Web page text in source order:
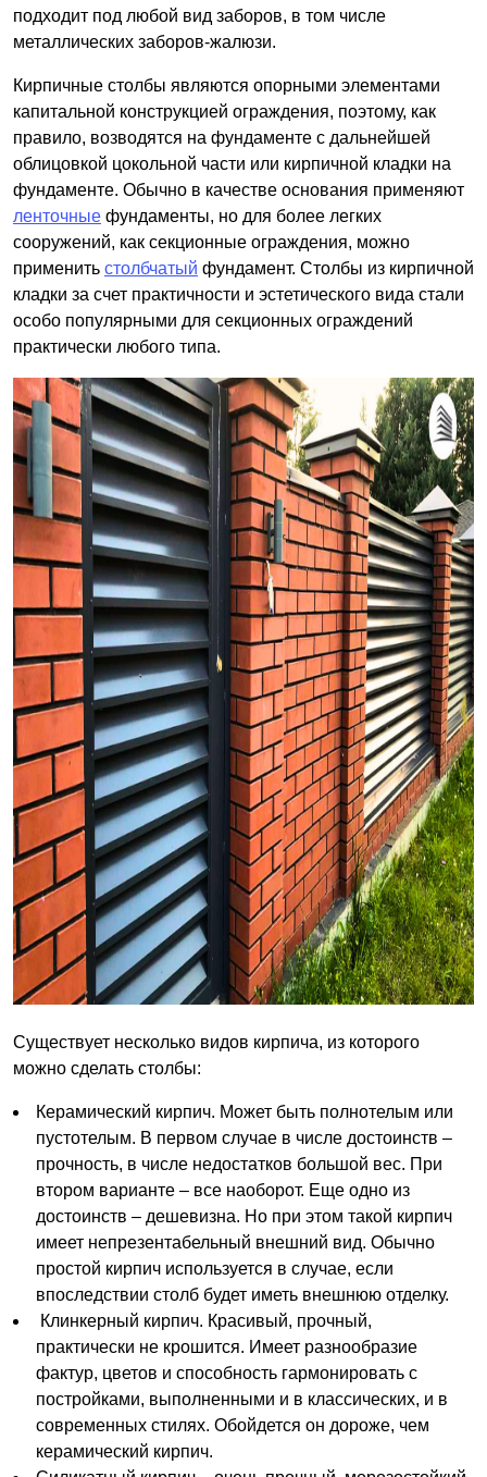
подходит под любой вид заборов, в том числе
металлических заборов-жалюзи.
Кирпичные столбы являются опорными элементами
капитальной конструкцией ограждения, поэтому, как
правило, возводятся на фундаменте с дальнейшей
облицовкой цокольной части или кирпичной кладки на
фундаменте. Обычно в качестве основания применяют
ленточные фундаменты, но для более легких
сооружений, как секционные ограждения, можно
применить столбчатый фундамент. Столбы из кирпичной
кладки за счет практичности и эстетического вида стали
особо популярными для секционных ограждений
практически любого типа.
Существует несколько видов кирпича, из которого
можно сделать столбы:
Керамический кирпич. Может быть полнотелым или
пустотелым. В первом случае в числе достоинств –
прочность, в числе недостатков большой вес. При
втором варианте – все наоборот. Еще одно из
достоинств – дешевизна. Но при этом такой кирпич
имеет непрезентабельный внешний вид. Обычно
простой кирпич используется в случае, если
впоследствии столб будет иметь внешнюю отделку.
Клинкерный кирпич. Красивый, прочный,
практически не крошится. Имеет разнообразие
фактур, цветов и способность гармонировать с
постройками, выполненными и в классических, и в
современных стилях. Обойдется он дороже, чем
керамический кирпич.